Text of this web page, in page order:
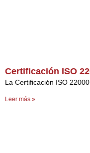
Certificación ISO
La Certificación ISO
Leer más »